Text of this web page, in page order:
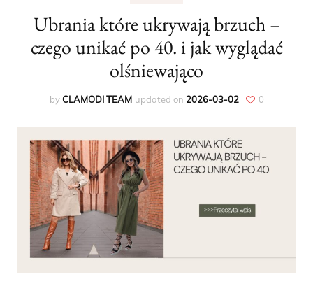
Ubrania które ukrywają brzuch –
czego unikać po 40. i jak wyglądać
olśniewająco
byCLAMODI TEAM updated on 2026-03-02 0